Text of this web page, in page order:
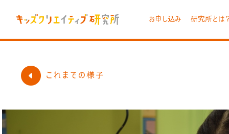
お申し込み 研究所とは
これまでの様子